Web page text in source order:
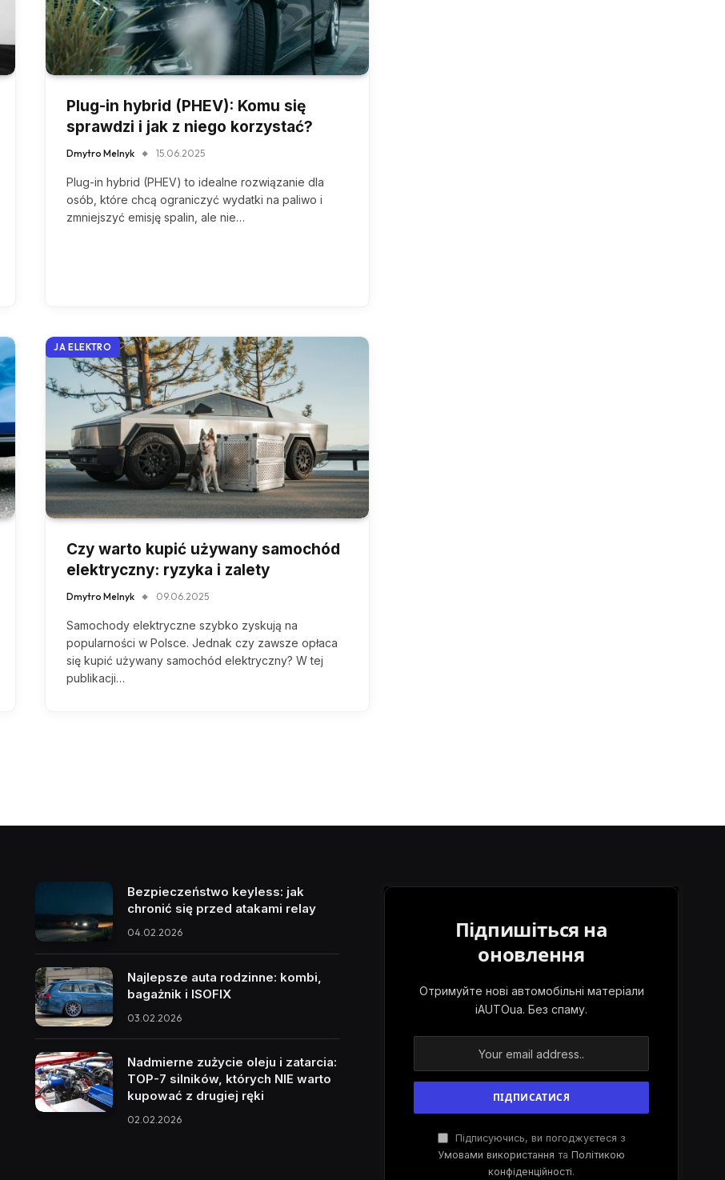
Plug-in hybrid (PHEV): Komu się
sprawdzi i jak z niego korzystać?
Dmytro Melnyk 15.06.2025
Plug-in hybrid (PHEV) to idealne rozwiązanie dla
osób, które chcą ograniczyć wydatki na paliwo i
zmniejszyć emisję spalin, ale nie…
JA ELEKTRO
Czy warto kupić używany samochód
elektryczny: ryzyka i zalety
Dmytro Melnyk 09.06.2025
Samochody elektryczne szybko zyskują na
popularności w Polsce. Jednak czy zawsze opłaca
się kupić używany samochód elektryczny? W tej
publikacji…
Bezpieczeństwo keyless: jak
chronić się przed atakami relay
04.02.2026
Najlepsze auta rodzinne: kombi,
bagażnik i ISOFIX
03.02.2026
Nadmierne zużycie oleju i zatarcia:
TOP-7 silników, których NIE warto
kupować z drugiej ręki
02.02.2026
Підпишіться на
оновлення
Отримуйте нові автомобільні матеріали
iAUTOua. Без спаму.
Підписуючись, ви погоджуєтеся з
Умовами використання та Політикою
конфіденційності.